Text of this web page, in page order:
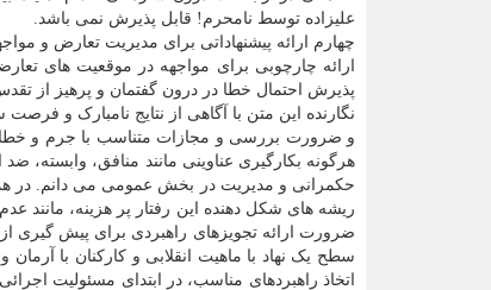
علیزاده توسط نامحرم! قابل پذیرش نمی باشد.
چهارم ارائه پیشنهاداتی برای مدیریت تعارض و
ارائه چارچوبی برای مواجهه در موقعیت های
پذیرش احتمال خطا در درون گفتمان و پرهیز از
نگارنده این متن با آگاهی از نتایج نامبارک و فرصت
و ضرورت بررسی و مجازات متناسب با جرم و
هرگونه بکارگیری عناوینی مانند منافق، وابسته،
حکمرانی و مدیریت در بخش عمومی می دانم. در
ریشه های شکل دهنده این رفتار پر هزینه، مانند
ضرورت ارائه تجویزهای راهبردی برای پیش گیری
سطح یک نهاد با ماهیت انقلابی و کارکنان با
اتخاذ راهبردهای مناسب، در ابتدای مسئولیت